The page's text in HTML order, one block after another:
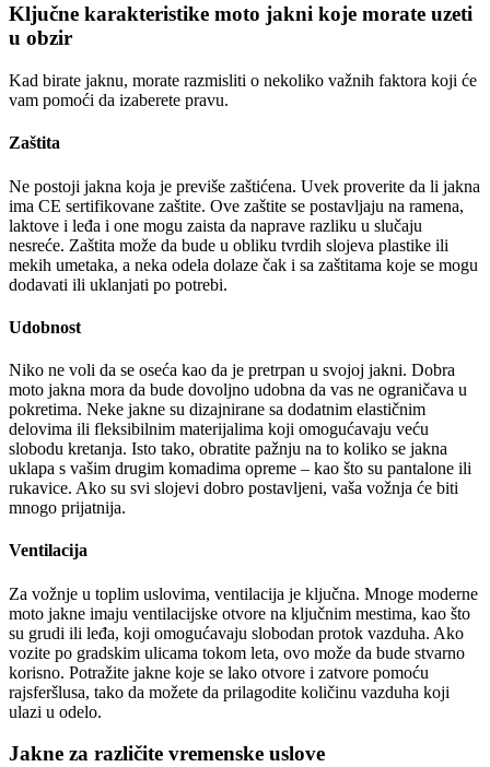
Ključne karakteristike moto jakni koje morate uzeti
u obzir
Kad birate jaknu, morate razmisliti o nekoliko važnih faktora koji će
vam pomoći da izaberete pravu.
Zaštita
Ne postoji jakna koja je previše zaštićena. Uvek proverite da li jakna
ima CE sertifikovane zaštite. Ove zaštite se postavljaju na ramena,
laktove i leđa i one mogu zaista da naprave razliku u slučaju
nesreće. Zaštita može da bude u obliku tvrdih slojeva plastike ili
mekih umetaka, a neka odela dolaze čak i sa zaštitama koje se mogu
dodavati ili uklanjati po potrebi.
Udobnost
Niko ne voli da se oseća kao da je pretrpan u svojoj jakni. Dobra
moto jakna mora da bude dovoljno udobna da vas ne ograničava u
pokretima. Neke jakne su dizajnirane sa dodatnim elastičnim
delovima ili fleksibilnim materijalima koji omogućavaju veću
slobodu kretanja. Isto tako, obratite pažnju na to koliko se jakna
uklapa s vašim drugim komadima opreme – kao što su pantalone ili
rukavice. Ako su svi slojevi dobro postavljeni, vaša vožnja će biti
mnogo prijatnija.
Ventilacija
Za vožnje u toplim uslovima, ventilacija je ključna. Mnoge moderne
moto jakne imaju ventilacijske otvore na ključnim mestima, kao što
su grudi ili leđa, koji omogućavaju slobodan protok vazduha. Ako
vozite po gradskim ulicama tokom leta, ovo može da bude stvarno
korisno. Potražite jakne koje se lako otvore i zatvore pomoću
rajsferšlusa, tako da možete da prilagodite količinu vazduha koji
ulazi u odelo.
Jakne za različite vremenske uslove